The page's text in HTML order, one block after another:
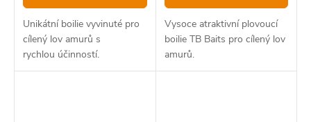
Unikátní boilie vyvinuté pro
cílený lov amurů s
rychlou účinností.
Vysoce atraktivní plovoucí
boilie TB Baits pro cílený lov
amurů.